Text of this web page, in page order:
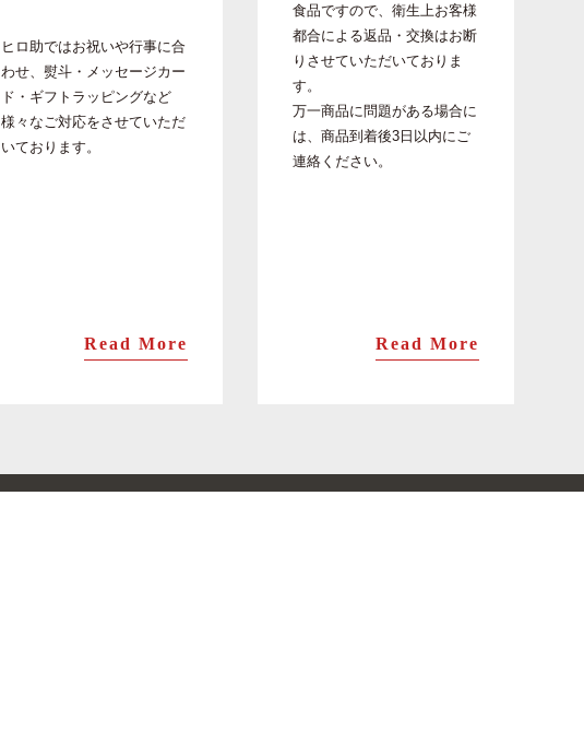
ヒロ助ではお祝いや行事に合
わせ、熨斗・メッセージカー
ド・ギフトラッピングなど
様々なご対応をさせていただ
いております。
Read More
食品ですので、衛生上お客様
都合による返品・交換はお断
りさせていただいておりま
す。
万一商品に問題がある場合に
は、商品到着後3日以内にご
連絡ください。
Read More